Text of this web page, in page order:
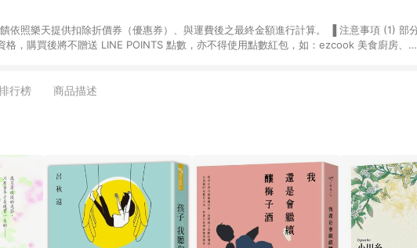
格，購買後將不贈送 LINE POINTS 點數，亦不得使用點數紅包，如：ezcook 美食廚房、樂
結帳，則不符
議，台灣樂天市場保有更改條款與法律追訴之權利，活動詳情以樂天市場網站公告為準。
行榜 商品描述